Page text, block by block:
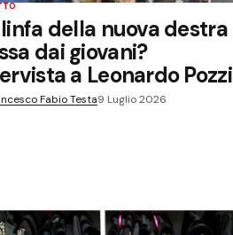
e sito web in
volta
della nuova destra
dai giovani?
a Leonardo Pozzi
Fabio Testa9 Luglio 2026